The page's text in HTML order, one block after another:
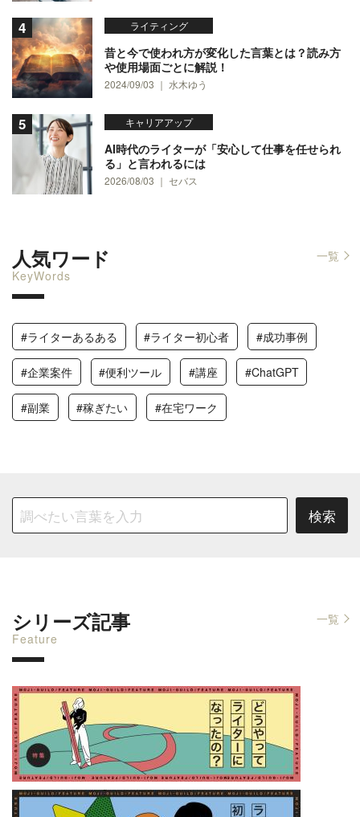
ライティング
昔と今で使われ方が変化した言葉とは？読み方
や使用場面ごとに解説！
2024/09/03 ｜ 水木ゆう
キャリアアップ
AI時代のライターが「安心して仕事を任せられ
る」と言われるには
2026/08/03 ｜ セバス
人気ワード
KeyWords
一覧
#ライターあるある #ライター初心者 #成功事例
#企業案件 #便利ツール #講座 #ChatGPT
#副業 #稼ぎたい #在宅ワーク
シリーズ記事
Feature
一覧